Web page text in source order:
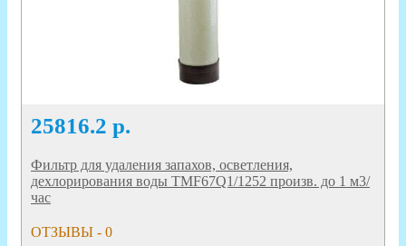
25816.2 р.
Фильтр для удаления запахов, осветления,
дехлорирования воды TMF67Q1/1252 произв. до 1 м3/
час
ОТЗЫВЫ - 0